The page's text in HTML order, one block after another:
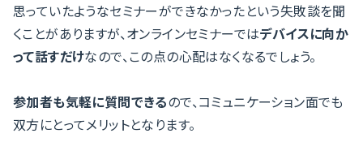
思っていたようなセミナーができなかったという失敗談を聞
くことがありますが、オンラインセミナーではデバイスに向か
って話すだけなので、この点の心配はなくなるでしょう。
参加者も気軽に質問できるので、コミュニケーション面でも
双方にとってメリットとなります。